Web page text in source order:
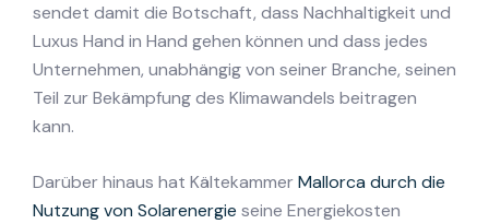
sendet damit die Botschaft, dass Nachhaltigkeit und
Luxus Hand in Hand gehen können und dass jedes
Unternehmen, unabhängig von seiner Branche, seinen
Teil zur Bekämpfung des Klimawandels beitragen
kann.
Darüber hinaus hat KältekammerMallorca durch die
Nutzung von Solarenergie seine Energiekosten